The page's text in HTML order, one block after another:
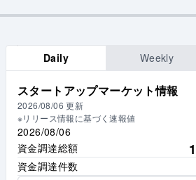
Daily Weekly
スタートアップマーケット情報
2026/08/06 更新
※リリース情報に基づく速報値
2026/08/06
資金調達総額
資金調達件数